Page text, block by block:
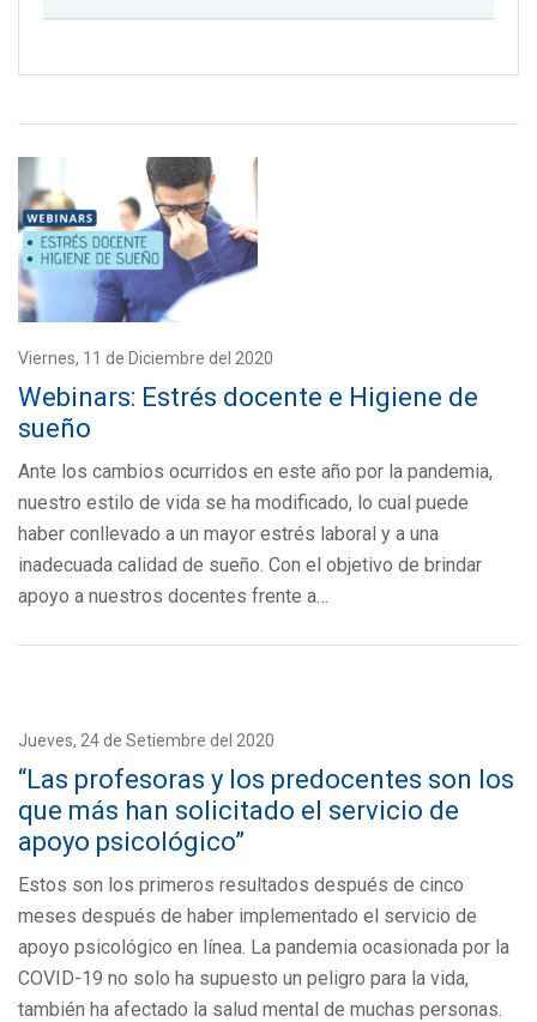
Viernes, 11 de Diciembre del 2020
Webinars: Estrés docente e Higiene de
sueño
Ante los cambios ocurridos en este año por la pandemia,
nuestro estilo de vida se ha modificado, lo cual puede
haber conllevado a un mayor estrés laboral y a una
inadecuada calidad de sueño. Con el objetivo de brindar
apoyo a nuestros docentes frente a…
Jueves, 24 de Setiembre del 2020
“Las profesoras y los predocentes son los
que más han solicitado el servicio de
apoyo psicológico”
Estos son los primeros resultados después de cinco
meses después de haber implementado el servicio de
apoyo psicológico en línea. La pandemia ocasionada por la
COVID-19 no solo ha supuesto un peligro para la vida,
también ha afectado la salud mental de muchas personas.